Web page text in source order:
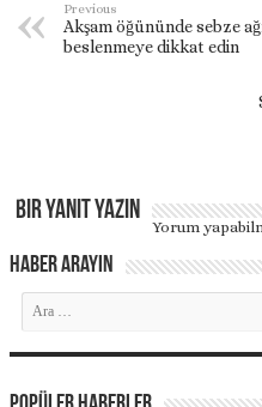
Previous
Akşam öğününde sebze
beslenmeye dikkat edin
Bir yanıt yazın
Yorum
Haber Arayın